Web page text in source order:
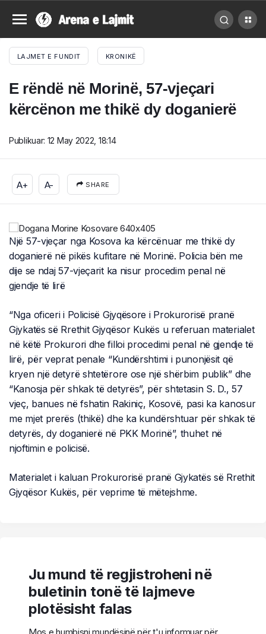
LAJMET E FUNDIT KRONIKË
E rëndë në Morinë, 57-vjeçari
kërcënon me thikë dy doganierë
Publikuar: 12 May 2022, 18:14
A+ A- SHARE
Një 57-vjeçar nga Kosova ka kërcënuar me thikë dy
doganierë në pikës kufitare në Morinë. Policia bën me
dije se ndaj 57-vjeçarit ka nisur procedim penal në
gjendje të lirë
“Nga oficeri i Policisë Gjyqësore i Prokurorisë pranë
Gjykatës së Rrethit Gjyqësor Kukës u referuan materialet
në këtë Prokurori dhe filloi procedimi penal në gjendje të
lirë, për veprat penale “Kundërshtimi i punonjësit që
kryen një detyrë shtetërore ose një shërbim publik” dhe
“Kanosja për shkak të detyrës”, për shtetasin S. D., 57
vjeç, banues në fshatin Rakiniç, Kosovë, pasi ka kanosur
me mjet prerës (thikë) dhe ka kundërshtuar për shkak të
detyrës, dy doganierë në PKK Morinë”, thuhet në
njoftimin e policisë.
Materialet i kaluan Prokurorisë pranë Gjykatës së Rrethit
Gjyqësor Kukës, për veprime të mëtejshme.
Ju mund të regjistroheni në
buletinin tonë të lajmeve
plotësisht falas